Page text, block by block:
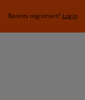
Bereits registriert? Login